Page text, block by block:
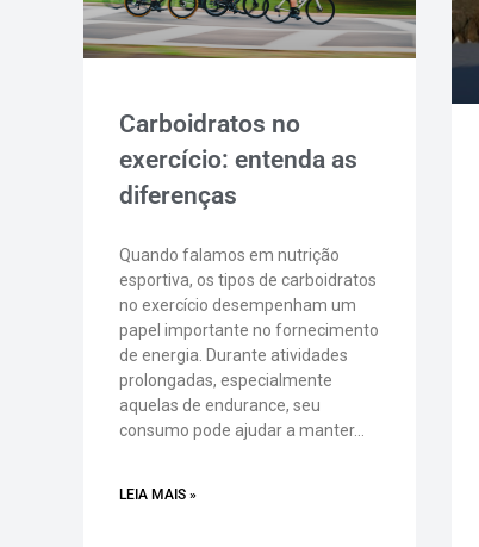
Carboidratos no
exercício: entenda as
diferenças
Quando falamos em nutrição
esportiva, os tipos de carboidratos
no exercício desempenham um
papel importante no fornecimento
de energia. Durante atividades
prolongadas, especialmente
aquelas de endurance, seu
consumo pode ajudar a manter…
LEIA MAIS »